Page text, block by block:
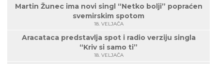
Martin Žunec ima novi singl “Netko bolji” popraćen
svemirskim spotom
18. VELJAČA
Aracataca predstavlja spot i radio verziju singla
“Kriv si samo ti”
18. VELJAČA